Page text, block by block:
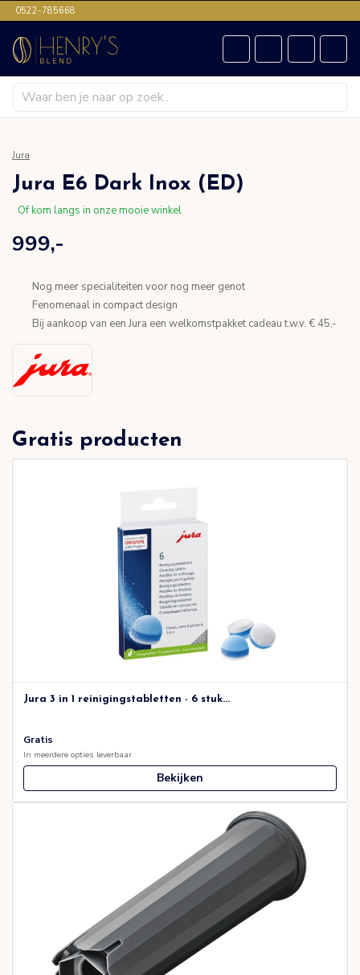
0522-785668
Jura
Jura E6 Dark Inox (ED)
Nog meer specialiteiten voor nog meer genot
Fenomenaal in compact design
Bij aankoop van een Jura een welkomstpakket cadeau t.w.v. € 45,-
999,-
Of kom langs in onze mooie winkel
Gratis producten
Jura 3 in 1 reinigingstabletten - 6 stuk...
Gratis
In meerdere opties leverbaar
Bekijken